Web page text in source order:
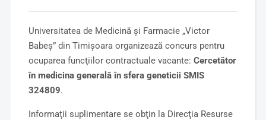
Universitatea de Medicină şi Farmacie „Victor
Babeş” din Timişoara organizează concurs pentru
ocuparea funcţiilor contractuale vacante: Cercetător
în medicina generală în sfera geneticii SMIS
324809.
Informaţii suplimentare se obţin la Direcţia Resurse